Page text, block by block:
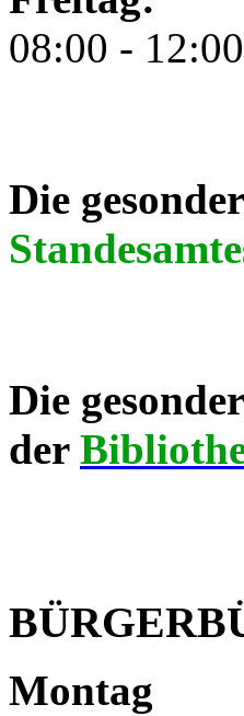
08:00 -
Die
Die
der
Montag